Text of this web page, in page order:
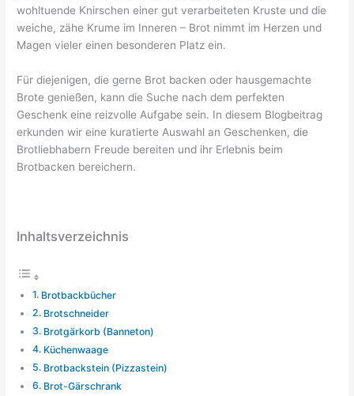
wohltuende Knirschen einer gut verarbeiteten Kruste und die
weiche, zähe Krume im Inneren – Brot nimmt im Herzen und
Magen vieler einen besonderen Platz ein.
Für diejenigen, die gerne Brot backen oder hausgemachte
Brote genießen, kann die Suche nach dem perfekten
Geschenk eine reizvolle Aufgabe sein. In diesem Blogbeitrag
erkunden wir eine kuratierte Auswahl an Geschenken, die
Brotliebhabern Freude bereiten und ihr Erlebnis beim
Brotbacken bereichern.
Inhaltsverzeichnis
Brotbackbücher
Brotschneider
Brotgärkorb (Banneton)
Küchenwaage
Brotbackstein (Pizzastein)
Brot-Gärschrank